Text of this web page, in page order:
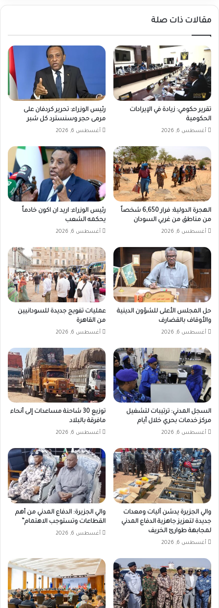
مقالات ذات صلة
تقرير حكومي: زيادة في الإيرادات
الحكومية
أغسطس 6, 2026
رئيس الوزراء: تحرير كردفان على
مرمى حجر وسنسترد كل شبر
أغسطس 6, 2026
الهجرة الدولية: فرار 6,650 شخصاً
من مناطق من غربي السودان
أغسطس 6, 2026
رئيس الوزراء: اريد ان اكون خادماً
يحكمه الشعب
أغسطس 6, 2026
حل المجلس الأعلى للشؤون الدينية
والأوقاف بالقضارف
أغسطس 6, 2026
عمليات تفويج جديدة للسودانيين
من القاهرة
أغسطس 6, 2026
السجل المدني: ترتيبات لتشغيل
مركز خدمات بحري خلال أيام
أغسطس 6, 2026
توزيع 30 شاحنة مساعدات إلى أنحاء
مافرقة بالبلاد
أغسطس 6, 2026
والي الجزيرة يدشن آليات ومعدات
جديدة لتعزيز جاهزية الدفاع المدني
لمجابهة طوارئ الخريف
أغسطس 6, 2026
والي الجزيرة: الدفاع المدني من أهم
القطاعات وتستوجب الاهتمام”
أغسطس 6, 2026